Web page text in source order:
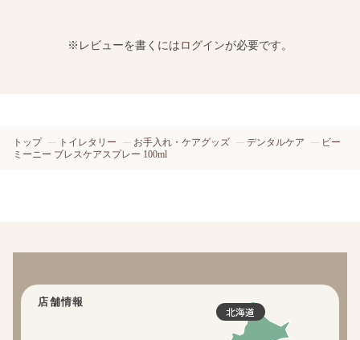
※レビューを書くにはログインが必要です。
トップ トイレタリー お手入れ・ケアグッズ デンタルケア
ビー
ミーニー ブレスケアスプレー 100ml
店舗情報
北海道